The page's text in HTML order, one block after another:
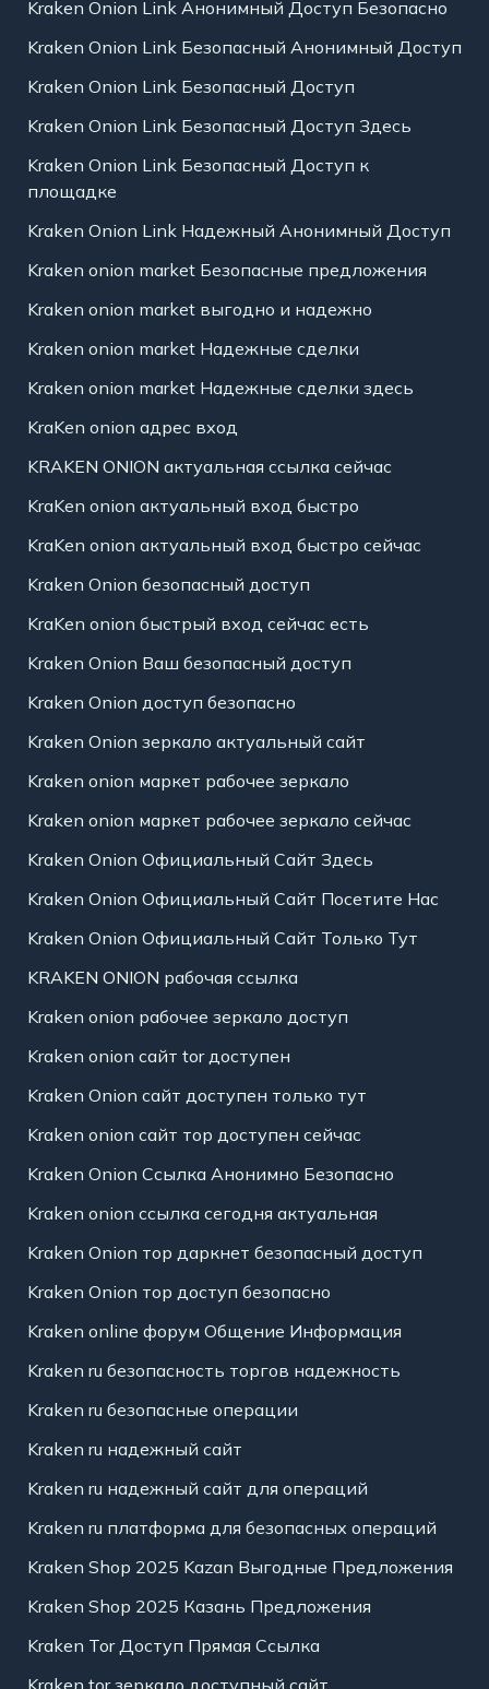
Kraken Onion Link Анонимный Доступ Безопасно
Kraken Onion Link Безопасный Анонимный Доступ
Kraken Onion Link Безопасный Доступ
Kraken Onion Link Безопасный Доступ Здесь
Kraken Onion Link Безопасный Доступ к
площадке
Kraken Onion Link Надежный Анонимный Доступ
Kraken onion market Безопасные предложения
Kraken onion market выгодно и надежно
Kraken onion market Надежные сделки
Kraken onion market Надежные сделки здесь
KraKen onion адрес вход
KRAKEN ONION актуальная ссылка сейчас
KraKen onion актуальный вход быстро
KraKen onion актуальный вход быстро сейчас
Kraken Onion безопасный доступ
KraKen onion быстрый вход сейчас есть
Kraken Onion Ваш безопасный доступ
Kraken Onion доступ безопасно
Kraken Onion зеркало актуальный сайт
Kraken onion маркет рабочее зеркало
Kraken onion маркет рабочее зеркало сейчас
Kraken Onion Официальный Сайт Здесь
Kraken Onion Официальный Сайт Посетите Нас
Kraken Onion Официальный Сайт Только Тут
KRAKEN ONION рабочая ссылка
Kraken onion рабочее зеркало доступ
Kraken onion сайт tor доступен
Kraken Onion сайт доступен только тут
Kraken onion сайт тор доступен сейчас
Kraken Onion Ссылка Анонимно Безопасно
Kraken onion ссылка сегодня актуальная
Kraken Onion тор даркнет безопасный доступ
Kraken Onion тор доступ безопасно
Kraken online форум Общение Информация
Kraken ru безопасность торгов надежность
Kraken ru безопасные операции
Kraken ru надежный сайт
Kraken ru надежный сайт для операций
Kraken ru платформа для безопасных операций
Kraken Shop 2025 Kazan Выгодные Предложения
Kraken Shop 2025 Казань Предложения
Kraken Tor Доступ Прямая Ссылка
Kraken tor зеркало доступный сайт